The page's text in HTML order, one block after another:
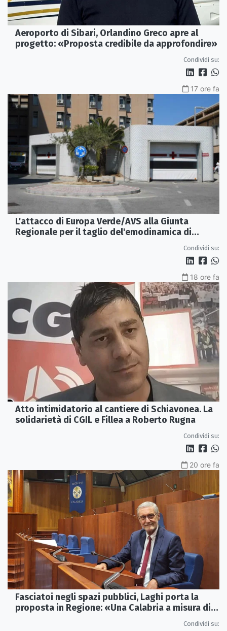
Aeroporto di Sibari, Orlandino Greco apre al
progetto: «Proposta credibile da approfondire»
Condividi su:
17 ore fa
L'attacco di Europa Verde/AVS alla Giunta
Regionale per il taglio del'emodinamica di
Condividi su:
18 ore fa
Atto intimidatorio al cantiere di Schiavonea. La
solidarietà di CGIL e Fillea a Roberto Rugna
Condividi su:
20 ore fa
Fasciatoi negli spazi pubblici, Laghi porta la
proposta in Regione: «Una Calabria a misura di
Condividi su: